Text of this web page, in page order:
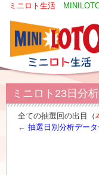
ミニロト生活
ミニロト23日分
全ての抽選回の出目（
← 抽選日別分析データ